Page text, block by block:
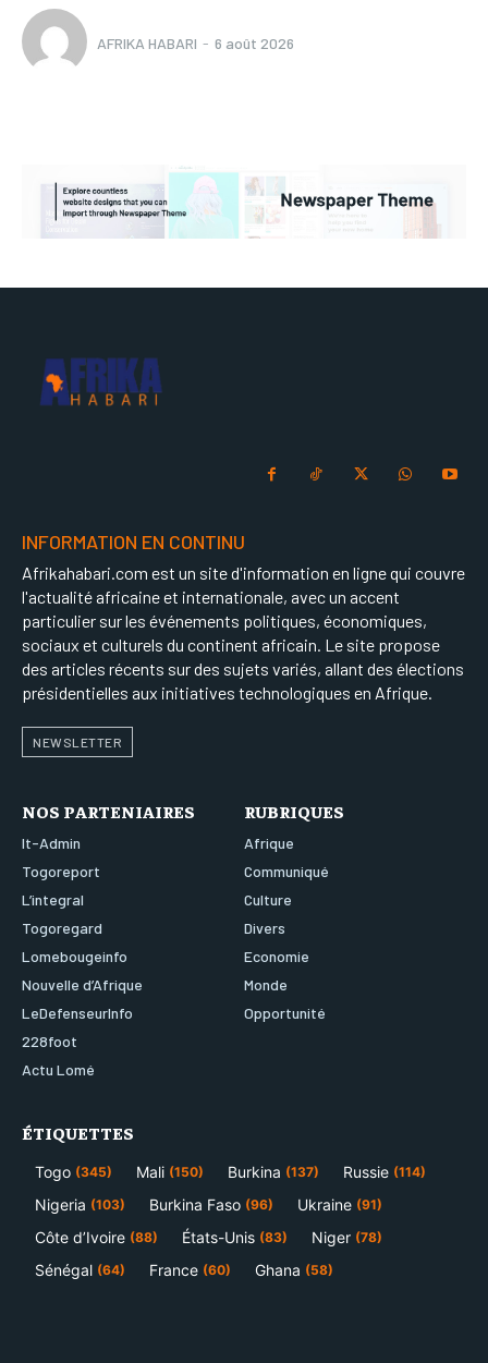
AFRIKA HABARI - 6 août 2026
INFORMATION EN CONTINU
Afrikahabari.com est un site d'information en ligne qui couvre
l'actualité africaine et internationale, avec un accent
particulier sur les événements politiques, économiques,
sociaux et culturels du continent africain. Le site propose
des articles récents sur des sujets variés, allant des élections
présidentielles aux initiatives technologiques en Afrique.
NEWSLETTER
NOS PARTENIAIRES
It-Admin
Togoreport
L’integral
Togoregard
Lomebougeinfo
Nouvelle d’Afrique
LeDefenseurInfo
228foot
Actu Lomé
RUBRIQUES
Afrique
Communiqué
Culture
Divers
Economie
Monde
Opportunité
ÉTIQUETTES
Togo (345) Mali (150) Burkina (137) Russie (114)
Nigeria (103) Burkina Faso (96) Ukraine (91)
Côte d’Ivoire (88) États-Unis (83) Niger (78)
Sénégal (64) France (60) Ghana (58)